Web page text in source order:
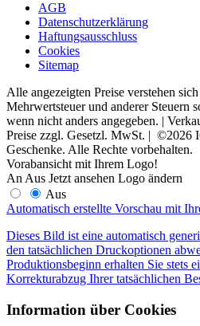
AGB
Datenschutzerklärung
Haftungsausschluss
Cookies
Sitemap
Alle angezeigten Preise verstehen
Mehrwertsteuer und anderer Steuern
wenn nicht anders angegeben. |
Preise zzgl. Gesetzl. MwSt. | ©2026
Geschenke. Alle Rechte vorbehalten.
Vorabansicht mit Ihrem Logo!
An Aus Jetzt ansehen Logo ändern
Aus
Automatisch erstellte Vorschau mit
Dieses Bild ist eine automatisch
den tatsächlichen Druckoptionen
Produktionsbeginn erhalten Sie stets
Korrekturabzug Ihrer tatsächlichen
Information über Cookies